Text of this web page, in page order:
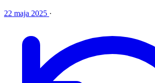
22 maja 2025 ·